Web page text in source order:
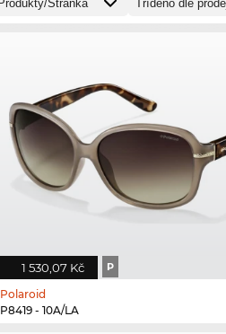
1 530,07 Kč P
Polaroid
P8419 - 10A/LA